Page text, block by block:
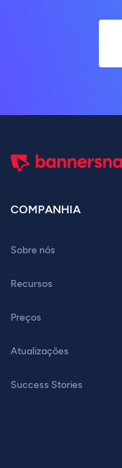
COMPANHIA
Sobre nós
Recursos
Preços
Atualizações
Success Stories